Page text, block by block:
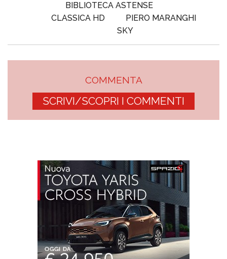
BIBLIOTECA ASTENSE
CLASSICA HD
PIERO MARANGHI
SKY
COMMENTA
SCRIVI/SCOPRI I COMMENTI